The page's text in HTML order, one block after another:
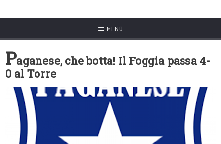
MENÙ
Paganese, che botta! Il Foggia passa 4-
0 al Torre